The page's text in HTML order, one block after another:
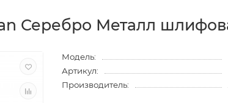
Серебро Металл
Модель:
Артикул:
Производитель: